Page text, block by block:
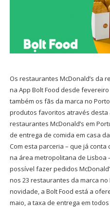
Os restaurantes McDonald’s da
na App Bolt Food desde
também os fãs da marca no
produtos favoritos através desta
restaurantes McDonald’s em
de entrega de comida em casa
Com esta parceria – que já conta
na área metropolitana de Lisboa
possível fazer pedidos
nos 23 restaurantes da marca
novidade, a Bolt Food está a
maio, a taxa de entrega em